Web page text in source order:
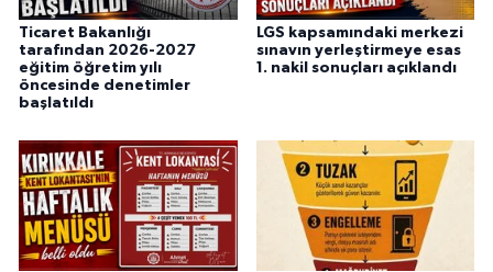
Ticaret Bakanlığı
tarafından 2026-2027
eğitim öğretim yılı
öncesinde denetimler
başlatıldı
LGS kapsamındaki merkezi
sınavın yerleştirmeye esas
1. nakil sonuçları açıklandı